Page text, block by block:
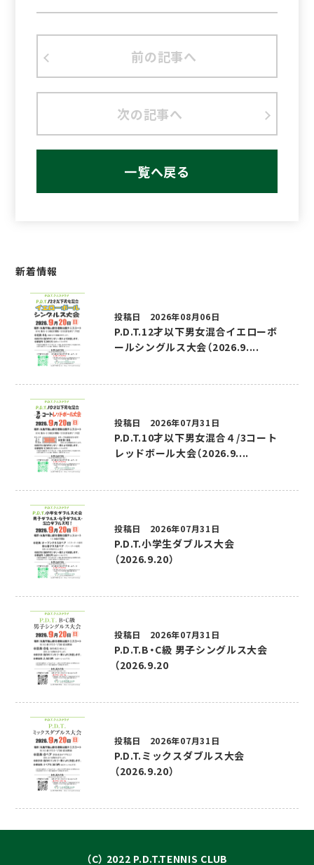
前の記事へ
一覧へ戻る
次の記事へ
新着情報
投稿日 2026年08月06日
P.D.T.12才以下男女混合イエローボ
ールシングルス大会（2026.9....
投稿日 2026年07月31日
P.D.T.10才以下男女混合４/3コート
レッドボール大会（2026.9....
投稿日 2026年07月31日
P.D.T.小学生ダブルス大会
（2026.9.20）
投稿日 2026年07月31日
P.D.T.B・C級 男子シングルス大会
（2026.9.20
投稿日 2026年07月31日
P.D.T.ミックスダブルス大会
（2026.9.20）
（C） 2022 P.D.T.TENNIS CLUB